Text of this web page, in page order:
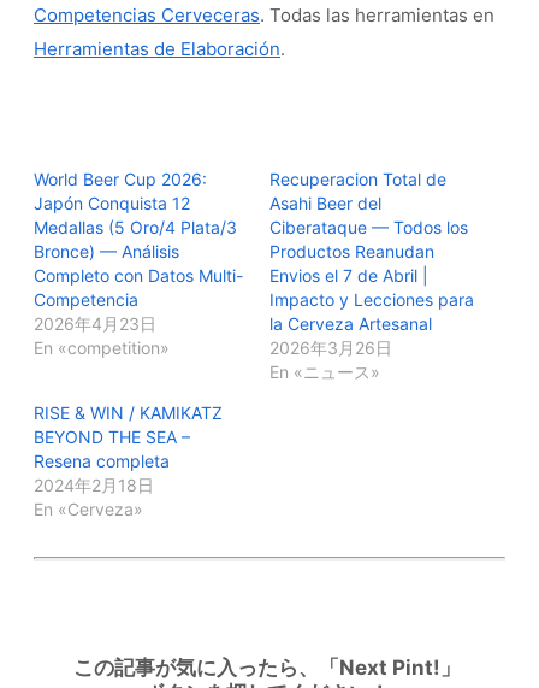
Competencias Cerveceras. Todas las herramientas en
Herramientas de Elaboración.
World Beer Cup 2026:
Japón Conquista 12
Medallas (5 Oro/4 Plata/3
Bronce) — Análisis
Completo con Datos Multi-
Competencia
2026年4月23日
En «competition»
Recuperacion Total de
Asahi Beer del
Ciberataque — Todos los
Productos Reanudan
Envios el 7 de Abril |
Impacto y Lecciones para
la Cerveza Artesanal
2026年3月26日
En «ニュース»
RISE & WIN / KAMIKATZ
BEYOND THE SEA –
Resena completa
2024年2月18日
En «Cerveza»
この記事が気に入ったら、「Next Pint!」